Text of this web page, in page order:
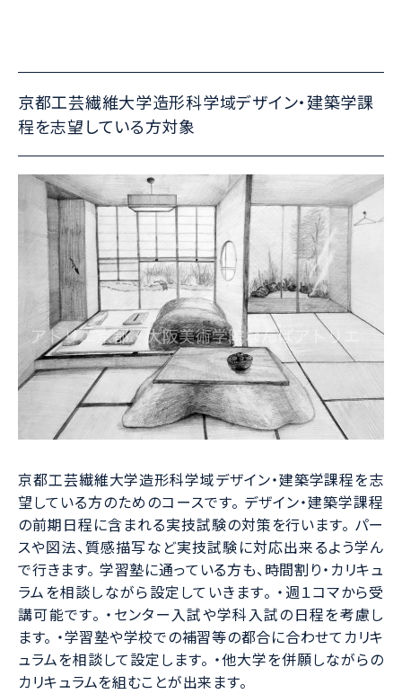
京都工芸繊維大学造形科学域デザイン・建築学課
程を志望している方対象
京都工芸繊維大学造形科学域デザイン・建築学課程を志
望している方のためのコースです。 デザイン・建築学課程
の前期日程に含まれる実技試験の対策を行います。 パー
スや図法、質感描写など実技試験に対応出来るよう学ん
で行きます。 学習塾に通っている方も、時間割り・カリキュ
ラムを相談しながら設定していきます。 ・週１コマから受
講可能です。 ・センター入試や学科入試の日程を考慮し
ます。 ・学習塾や学校での補習等の都合に合わせてカリキ
ュラムを相談して設定します。 ・他大学を併願しながらの
カリキュラムを組むことが出来ます。